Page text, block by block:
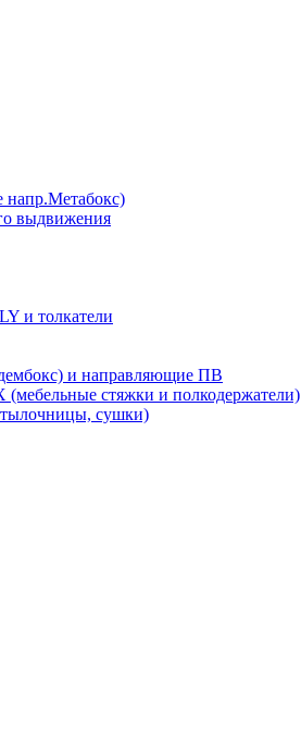
выдвижения
и толкатели
и направляющие ПВ
стяжки и полкодержатели)
сушки)